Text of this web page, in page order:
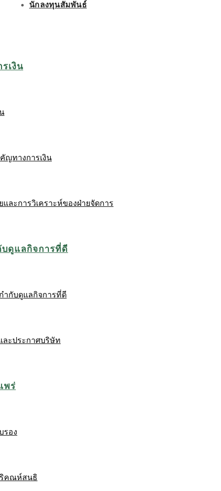
นักลงทุนสัมพันธ์
เงิน
ญทางการเงิน
และการวิเคราะห์ของฝ่ายจัดการ
ดูแลกิจการที่ดี
ำกับดูแลกิจการที่ดี
ละประกาศบริษัท
พร่
รอง
คณห์สนธิ